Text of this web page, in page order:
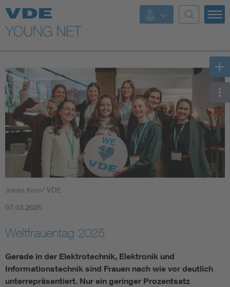
Top Themen
Fokusthemen
Energy
AI & Digital Trust
Health
Mobility
Electromobility
Jonas Kron/ VDE
07.03.2025
Weltfrauentag 2025
Gerade in der Elektrotechnik, Elektronik und
Informationstechnik sind Frauen nach wie vor deutlich
unterrepräsentiert. Nur ein geringer Prozentsatz